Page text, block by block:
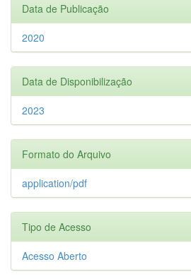
Data de Publicação
2020
Data de Disponibilização
2023
Formato do Arquivo
application/pdf
Tipo de Acesso
Acesso Aberto